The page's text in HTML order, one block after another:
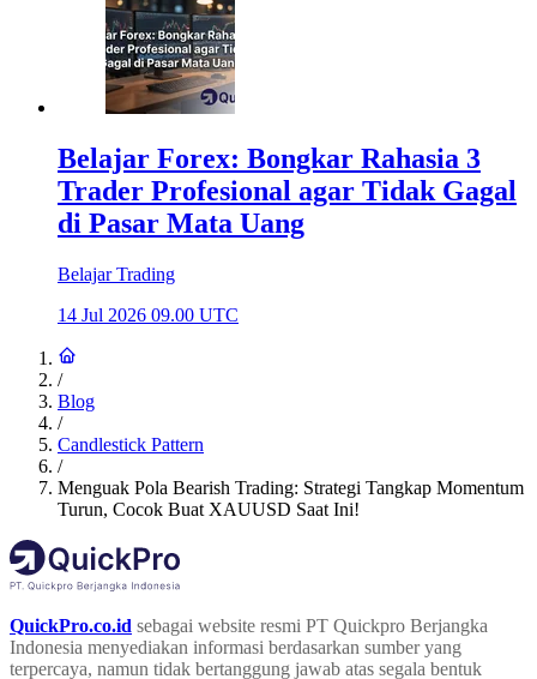
Belajar Forex: Bongkar Rahasia 3
Trader Profesional agar Tidak Gagal
di Pasar Mata Uang
Belajar Trading
14 Jul 2026 09.00 UTC
/
Blog
/
Candlestick Pattern
/
Menguak Pola Bearish Trading: Strategi Tangkap Momentum
Turun, Cocok Buat XAUUSD Saat Ini!
QuickPro.co.id sebagai website resmi PT Quickpro Berjangka
Indonesia menyediakan informasi berdasarkan sumber yang
terpercaya, namun tidak bertanggung jawab atas segala bentuk